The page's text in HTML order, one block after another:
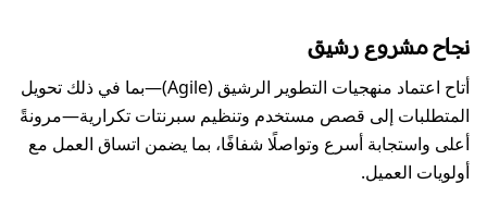
نجاح مشروع رشيق
أتاح اعتماد منهجيات التطوير الرشيق (Agile)—بما في ذلك تحويل
المتطلبات إلى قصص مستخدم وتنظيم سبرنتات تكرارية—مرونةً
أعلى واستجابة أسرع وتواصلًا شفافًا، بما يضمن اتساق العمل مع
أولويات العميل.